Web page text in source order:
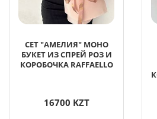
СЕТ "АМЕЛИЯ" МОНО
БУКЕТ ИЗ СПРЕЙ РОЗ И
КОРОБОЧКА RAFFAELLO
16700 KZT